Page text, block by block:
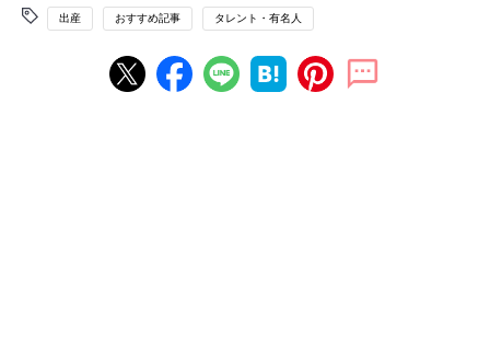
出産 おすすめ記事 タレント・有名人